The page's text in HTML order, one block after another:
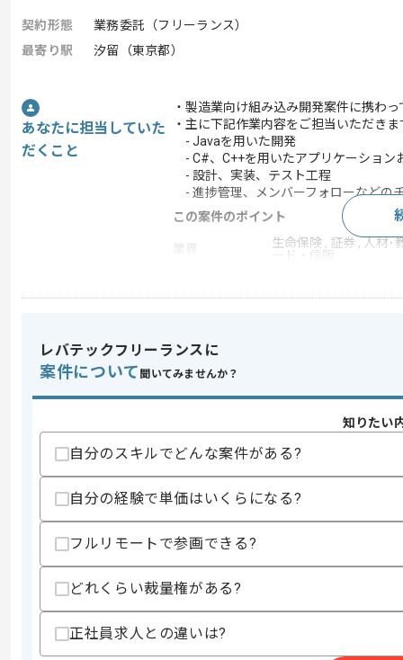
契約形態
業務委託（フリーランス）
最寄り駅
汐留（東京都）
あなたに担当していた
だくこと
・製造業向け組み込み開発案件に携わ
・主に下記作業内容をご担当いただきま
- Javaを用いた開発
- C#、C++を用いたアプリケーション
- 設計、実装、テスト工程
- 進捗管理、メンバーフォローなどの
この案件のポイント
生命保険 , 証券 , 人材･
ード・信販
業務内容
イド開発 , 自然言語処
ム
特徴
スキル
求めるスキル
・アプリ開発および組み込み開発の知見
上記に似た経験やスキルをお持ちであれば申
レバテックフリーランスに
案件について 聞いてみませんか？
知りたい
自分のスキルでどんな案件がある?
自分の経験で単価はいくらになる?
フルリモートで参画できる?
どれくらい裁量権がある?
正社員求人との違いは?